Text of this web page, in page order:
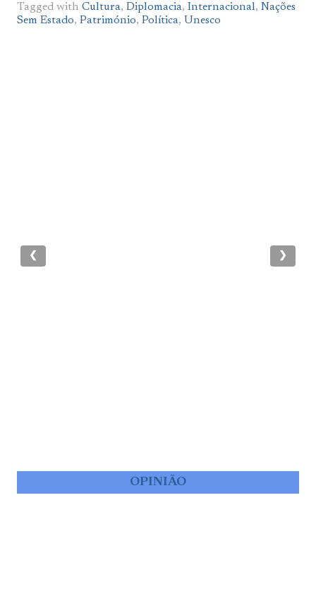
Tagged with Cultura, Diplomacia, Internacional, Nações
Sem Estado, Património, Política, Unesco
❮ ❯
OPINIÃO